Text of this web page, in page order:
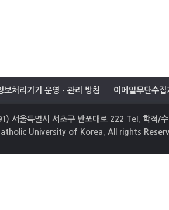
보처리기기 운영ㆍ관리 방침 이메일무단수집
서울특별시 서초구 반포대로 222 Tel. 학적/
University of Korea. All rights